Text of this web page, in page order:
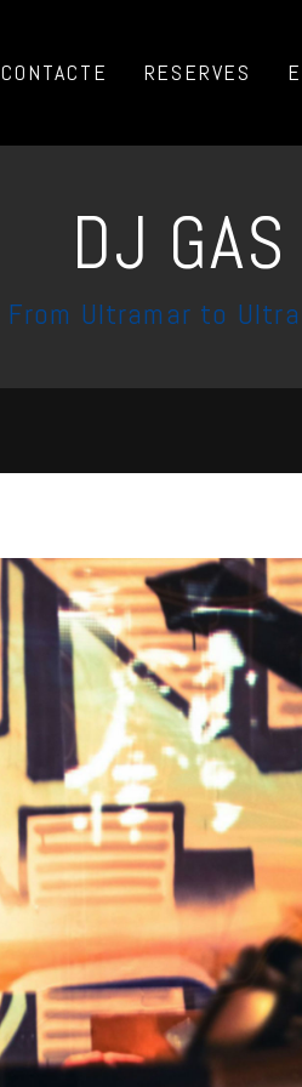
CONTACTE RESERVES
DJ GAS
From Ultramar to